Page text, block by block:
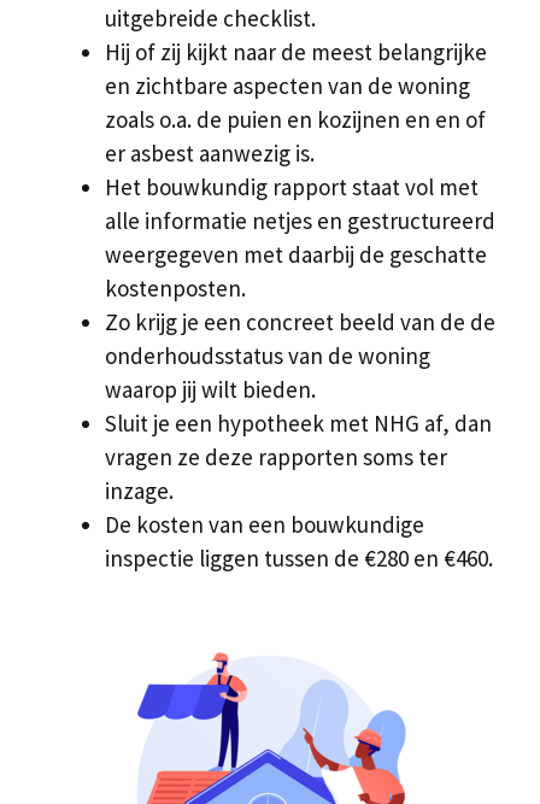
uitgebreide checklist.
Hij of zij kijkt naar de meest belangrijke
en zichtbare aspecten van de woning
zoals o.a. de puien en kozijnen en en of
er asbest aanwezig is.
Het bouwkundig rapport staat vol met
alle informatie netjes en gestructureerd
weergegeven met daarbij de geschatte
kostenposten.
Zo krijg je een concreet beeld van de de
onderhoudsstatus van de woning
waarop jij wilt bieden.
Sluit je een hypotheek met NHG af, dan
vragen ze deze rapporten soms ter
inzage.
De kosten van een bouwkundige
inspectie liggen tussen de €280 en €460.